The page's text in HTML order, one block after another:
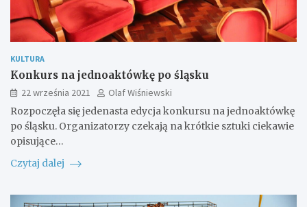
KULTURA
Konkurs na jednoaktówkę po śląsku
22 września 2021
Olaf Wiśniewski
Rozpoczęła się jedenasta edycja konkursu na jednoaktówkę
po śląsku. Organizatorzy czekają na krótkie sztuki ciekawie
opisujące…
Czytaj dalej